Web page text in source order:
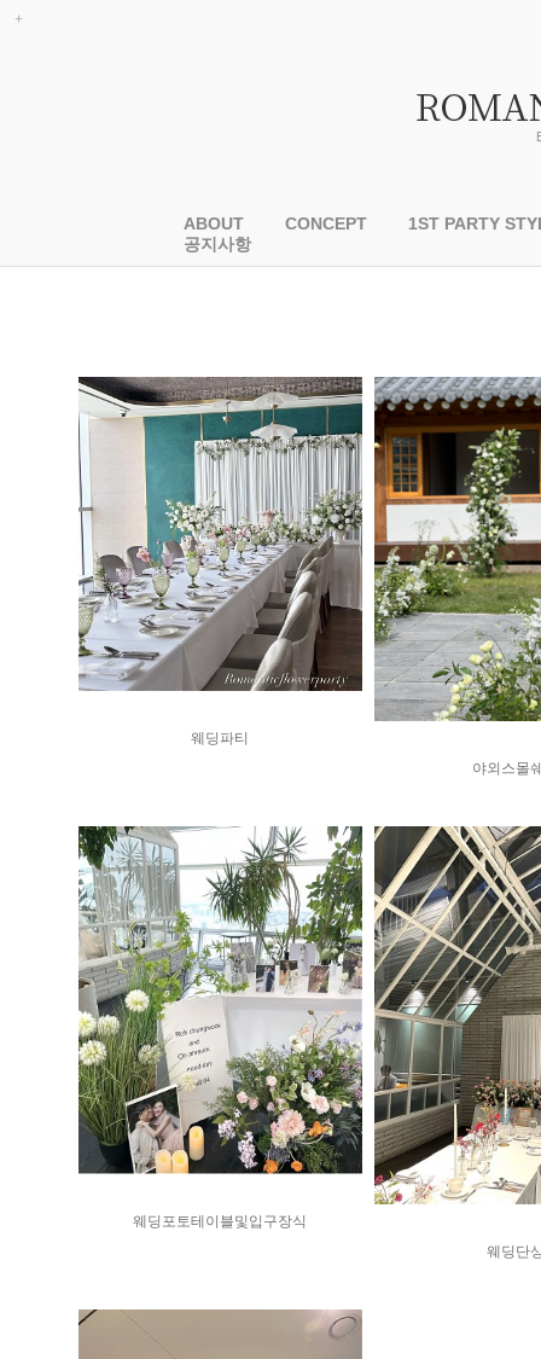
ABOUT CONCEPT
1ST PARTY
공지사항
웨딩파티
야외스몰
웨딩포토테이블및입구장식
웨딩단